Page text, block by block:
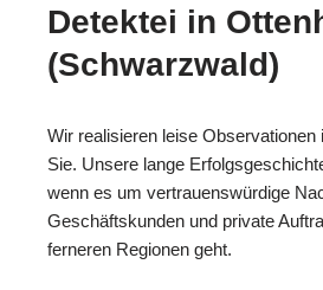
Detektei in
(Schwarzwald)
Wir realisieren leise
Sie. Unsere lange
wenn es um vertrauenswürdige
Geschäftskunden und private
ferneren Regionen geht.